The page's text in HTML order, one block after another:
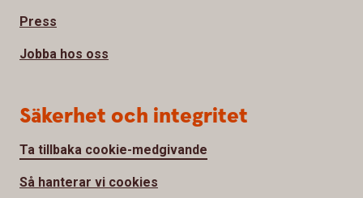
Press
Jobba hos oss
Säkerhet och integritet
Ta tillbaka cookie-medgivande
Så hanterar vi cookies